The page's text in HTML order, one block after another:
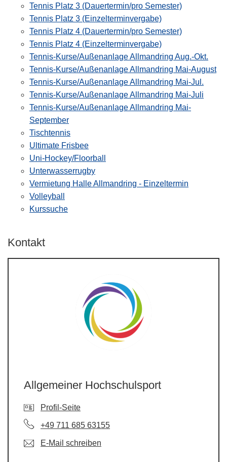
Tennis Platz 3 (Dauertermin/pro Semester)
Tennis Platz 3 (Einzelterminvergabe)
Tennis Platz 4 (Dauertermin/pro Semester)
Tennis Platz 4 (Einzelterminvergabe)
Tennis-Kurse/Außenanlage Allmandring Aug.-Okt.
Tennis-Kurse/Außenanlage Allmandring Mai-August
Tennis-Kurse/Außenanlage Allmandring Mai-Jul.
Tennis-Kurse/Außenanlage Allmandring Mai-Juli
Tennis-Kurse/Außenanlage Allmandring Mai-
September
Tischtennis
Ultimate Frisbee
Uni-Hockey/Floorball
Unterwasserrugby
Vermietung Halle Allmandring - Einzeltermin
Volleyball
Kurssuche
Kontakt
Allgemeiner Hochschulsport
Profil-Seite
+49 711 685 63155
E-Mail schreiben